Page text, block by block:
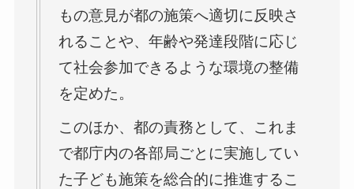
もの意見が都の施策へ適切に反映さ
れることや、年齢や発達段階に応じ
て社会参加できるような環境の整備
を定めた。
このほか、都の責務として、これま
で都庁内の各部局ごとに実施してい
た子ども施策を総合的に推進するこ